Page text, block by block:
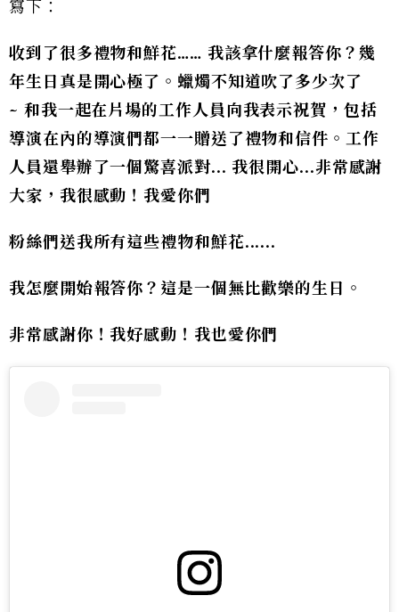
寫下：
收到了很多禮物和鮮花…… 我該拿什麼報答你？幾
年生日真是開心極了。蠟燭不知道吹了多少次了
~ 和我一起在片場的工作人員向我表示祝賀，包括
導演在內的導演們都一一贈送了禮物和信件。工作
人員還舉辦了一個驚喜派對... 我很開心...非常感謝
大家，我很感動！我愛你們
粉絲們送我所有這些禮物和鮮花......
我怎麼開始報答你？這是一個無比歡樂的生日。
非常感謝你！我好感動！我也愛你們